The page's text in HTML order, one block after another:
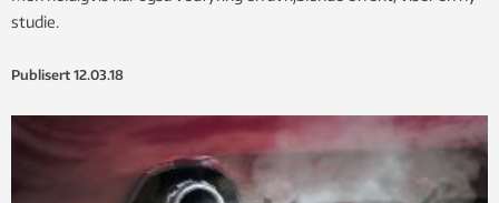
studie.
Publisert 12.03.18